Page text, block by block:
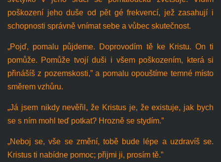
poškození jeho duše od pět gé frekvencí, jež zasahují i
schopnosti správně vnímat sebe a vůbec skutečnost.
„Pojď, pomalu půjdeme. Doprovodím tě ke Kristu. On ti
pomůže. Pomůže tvojí duši i všem poškozením, která si
přinášíš z pozemskosti,” a pomalu opouštíme temné místo
směrem vzhůru.
„Já jsem nikdy nevěřil, že Kristus je, že existuje, jak bych
se s ním mohl teď potkat? Hrozně se stydím.”
„Neboj se, vše se změní, tobě bude lépe a uzdravíš se.
Kristus ti nabídne pomoc; přijmi ji, prosím tě.”